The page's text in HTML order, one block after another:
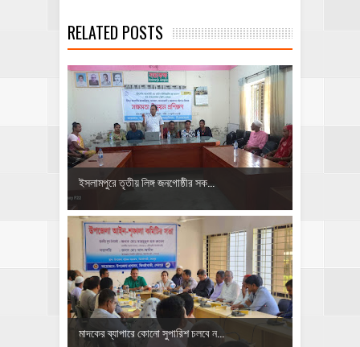
RELATED POSTS
ইসলামপুরে তৃতীয় লিঙ্গ জনগোষ্ঠীর সক...
মাদকের ব্যাপারে কোনো সুপারিশ চলবে ন...